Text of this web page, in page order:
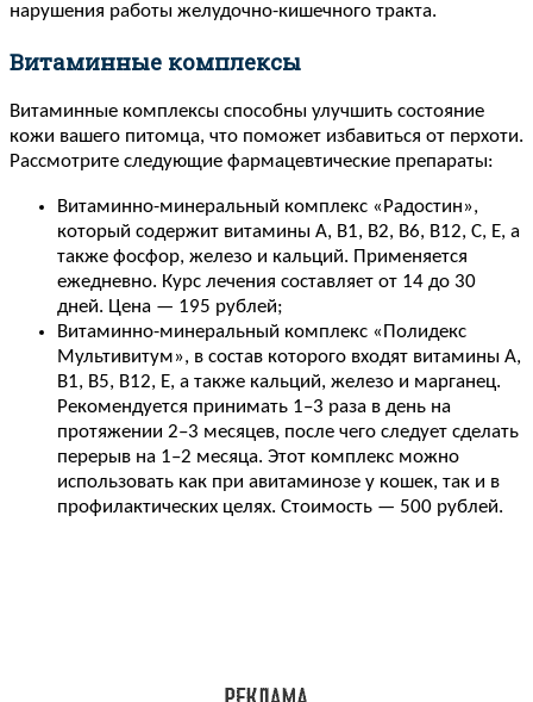
нарушения работы желудочно-кишечного тракта.
Витаминные комплексы
Витаминные комплексы способны улучшить состояние
кожи вашего питомца, что поможет избавиться от перхоти.
Рассмотрите следующие фармацевтические препараты:
Витаминно-минеральный комплекс «Радостин»,
который содержит витамины А, В1, В2, В6, В12, С, Е, а
также фосфор, железо и кальций. Применяется
ежедневно. Курс лечения составляет от 14 до 30
дней. Цена — 195 рублей;
Витаминно-минеральный комплекс «Полидекс
Мультивитум», в состав которого входят витамины А,
В1, В5, В12, Е, а также кальций, железо и марганец.
Рекомендуется принимать 1–3 раза в день на
протяжении 2–3 месяцев, после чего следует сделать
перерыв на 1–2 месяца. Этот комплекс можно
использовать как при авитаминозе у кошек, так и в
профилактических целях. Стоимость — 500 рублей.